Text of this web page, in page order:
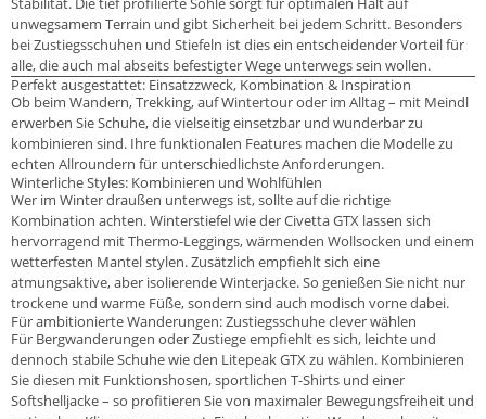
unwegsamem Terrain und gibt Sicherheit bei jedem Schritt. Besonders
bei Zustiegsschuhen und Stiefeln ist dies ein entscheidender Vorteil für
alle, die auch mal abseits befestigter Wege unterwegs sein wollen.
Perfekt ausgestattet: Einsatzzweck, Kombination & Inspiration
Ob beim Wandern, Trekking, auf Wintertour oder im Alltag – mit Meindl
erwerben Sie Schuhe, die vielseitig einsetzbar und wunderbar zu
kombinieren sind. Ihre funktionalen Features machen die Modelle zu
echten Allroundern für unterschiedlichste Anforderungen.
Winterliche Styles: Kombinieren und Wohlfühlen
Wer im Winter draußen unterwegs ist, sollte auf die richtige
Kombination achten. Winterstiefel wie der Civetta GTX lassen sich
hervorragend mit Thermo-Leggings, wärmenden Wollsocken und einem
wetterfesten Mantel stylen. Zusätzlich empfiehlt sich eine
atmungsaktive, aber isolierende Winterjacke. So genießen Sie nicht nur
trockene und warme Füße, sondern sind auch modisch vorne dabei.
Für ambitionierte Wanderungen: Zustiegsschuhe clever wählen
Für Bergwanderungen oder Zustiege empfiehlt es sich, leichte und
dennoch stabile Schuhe wie den Litepeak GTX zu wählen. Kombinieren
Sie diesen mit Funktionshosen, sportlichen T-Shirts und einer
Softshelljacke – so profitieren Sie von maximaler Bewegungsfreiheit und